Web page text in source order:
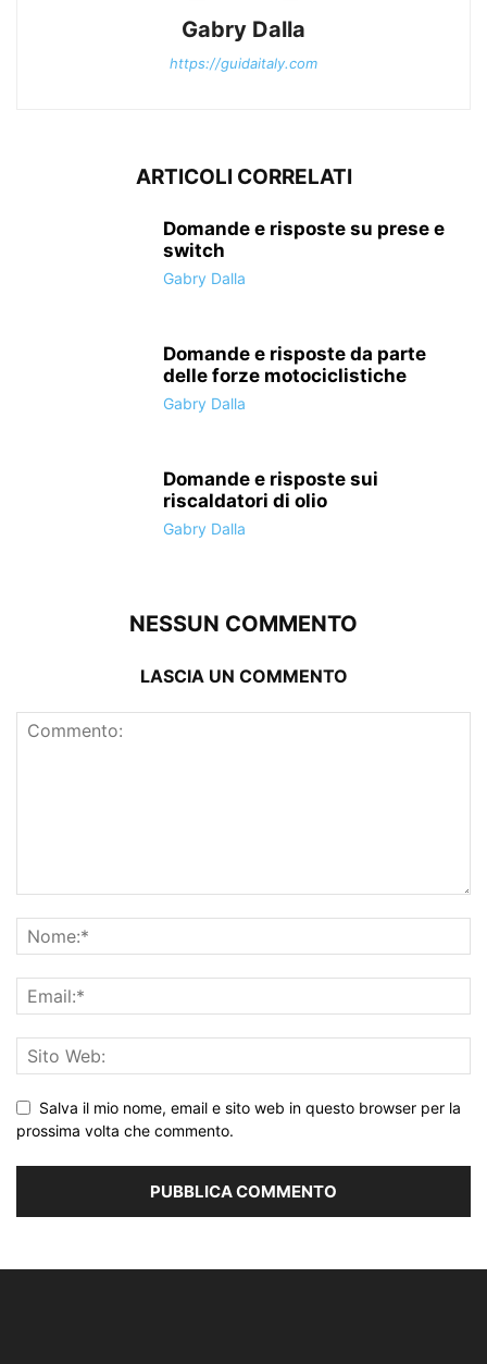
Gabry Dalla
https://guidaitaly.com
ARTICOLI CORRELATI
Domande e risposte su prese e
switch
Gabry Dalla
Domande e risposte da parte
delle forze motociclistiche
Gabry Dalla
Domande e risposte sui
riscaldatori di olio
Gabry Dalla
NESSUN COMMENTO
LASCIA UN COMMENTO
Salva il mio nome, email e sito web in questo browser per la
prossima volta che commento.